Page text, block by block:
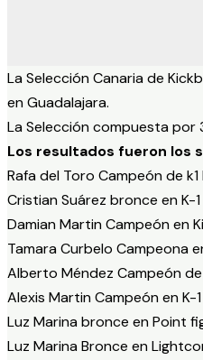
La Selección Canaria de
en Guadalajara.
La Selección compuesta por
Los resultados fueron los
Rafa del Toro Campeón de
Cristian Suárez bronce en K-1
Damian Martin Campeón en
Tamara Curbelo Campeona
Alberto Méndez Campeón de
Alexis Martin Campeón en K-
Luz Marina bronce en Point
Luz Marina Bronce en